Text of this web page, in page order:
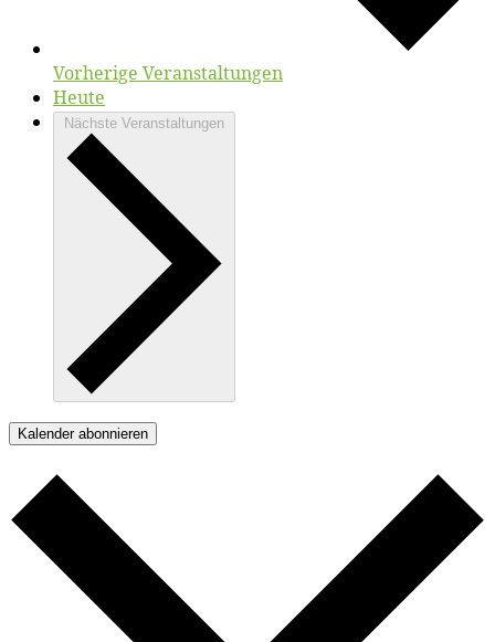
Vorherige Veranstaltungen
Heute
Nächste Veranstaltungen
Kalender abonnieren